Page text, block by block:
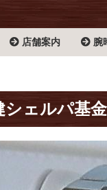
店舗案内 腕
ェルパ基